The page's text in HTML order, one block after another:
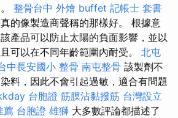
整骨台中 外燴 buffet 記帳士 套書
的像製造商聲稱的那樣好。 根據意
產品可以防止太陽的負面影響，並以
可以在不同年齡範圍內耐受。 北屯
中長安國小 整骨 南屯整骨 該製劑不
料，因此不會引起過敏，適合有問題
台胞證 筋膜沾黏撥筋 台灣設立
薦 台胞證 雄獅 大多數評論都描述了